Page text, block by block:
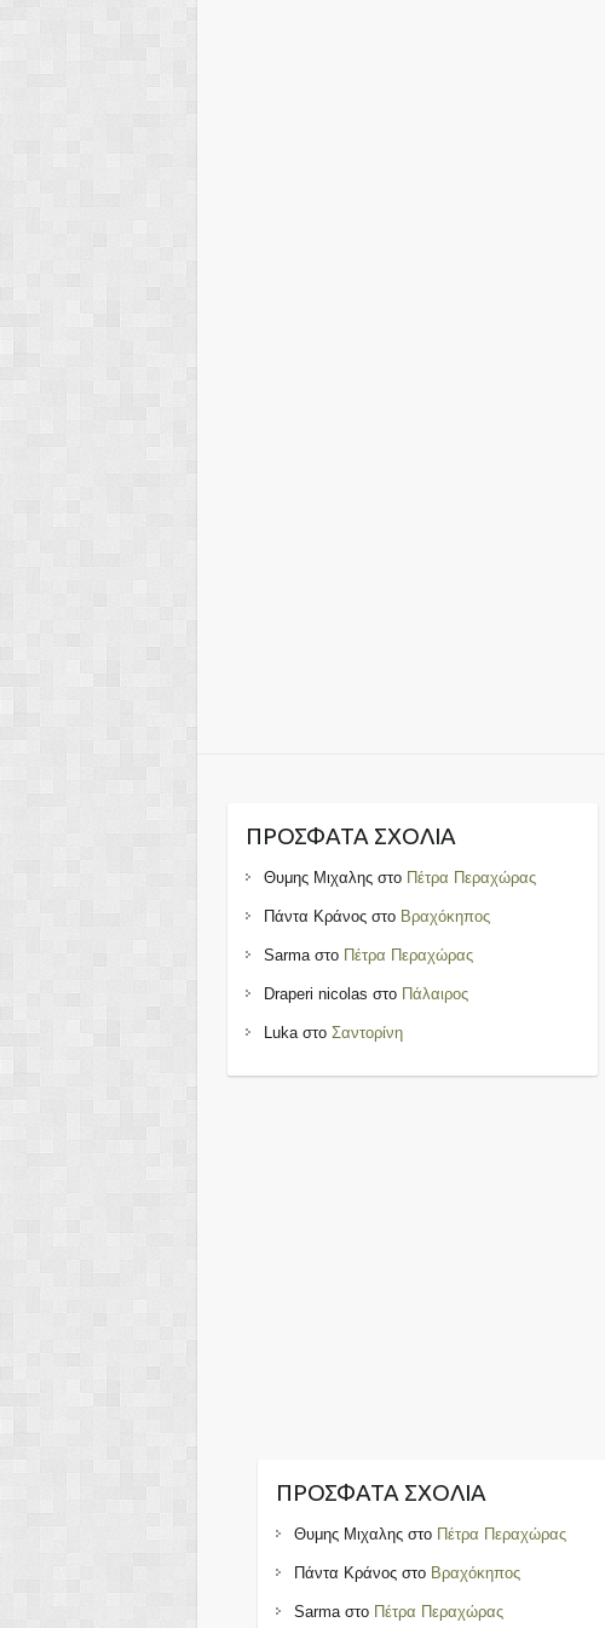
ΠΡΌΣΦΑΤΑ ΣΧΌΛΙΑ
Θυμης Μιχαλης στο Πέτρα Περαχώρας
Πάντα Κράνος στο Βραχόκηπος
Sarmaστο Πέτρα Περαχώρας
Draperi nicolas στο Πάλαιρος
LukaστοΣαντορίνη
ΠΡΌΣΦΑΤΑ ΣΧΌΛΙΑ
Θυμης Μιχαληςστο Πέτρα Περαχώρας
Πάντα Κράνοςστο Βραχόκηπος
Sarmaστο Πέτρα Περαχώρας